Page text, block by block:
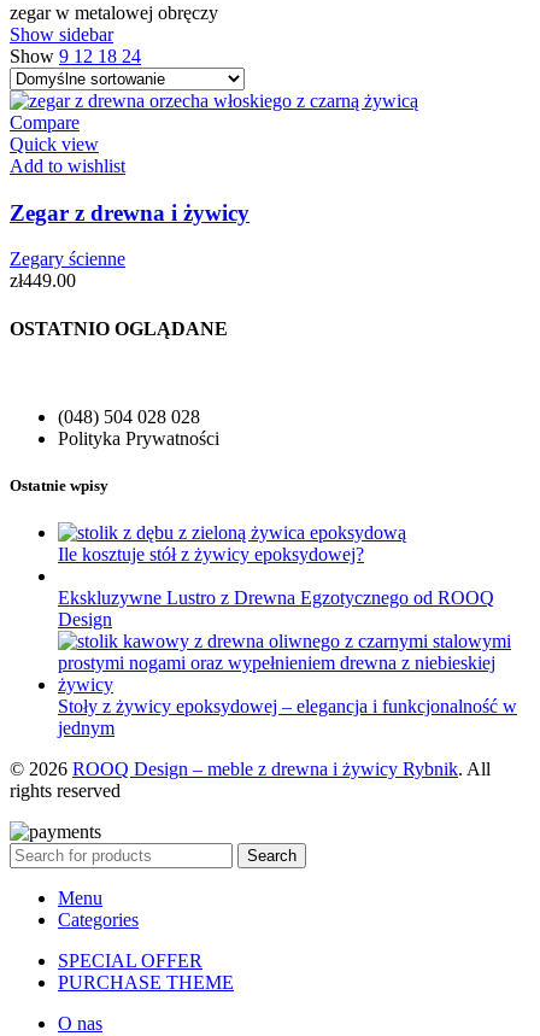
zegar w metalowej obręczy
Show sidebar
Show 9 12 18 24
Compare
Quick view
Add to wishlist
Zegar z drewna i żywicy
Zegary ścienne
zł449.00
OSTATNIO OGLĄDANE
(048) 504 028 028
Polityka Prywatności
Ostatnie wpisy
Ile kosztuje stół z żywicy epoksydowej?
Ekskluzywne Lustro z Drewna Egzotycznego od ROOQ
Design
Stoły z żywicy epoksydowej – elegancja i funkcjonalność w
jednym
© 2026 ROOQ Design – meble z drewna i żywicy Rybnik. All
rights reserved
Search
Menu
Categories
SPECIAL OFFER
PURCHASE THEME
O nas